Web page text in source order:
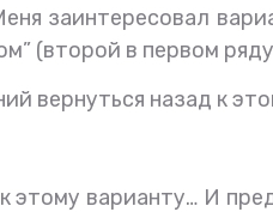
заинтересовал
(второй в первом
вернуться назад к
этому варианту… И